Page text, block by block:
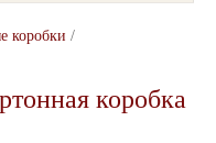
коробки /
коробка